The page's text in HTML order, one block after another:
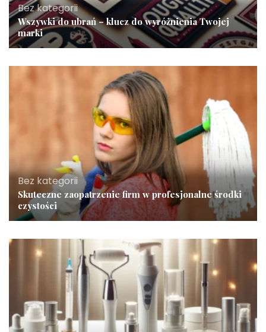
Bez kategorii
Wszywki do ubrań – klucz do wyróżnienia Twojej
marki
Bez kategorii
Skuteczne zaopatrzenie firm w profesjonalne środki
czystości